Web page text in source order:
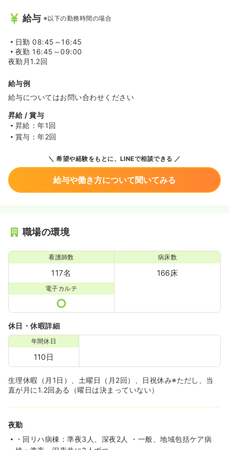
給与 ※以下の勤務時間の場合
日勤 08:45～16:45
夜勤 16:45～09:00
夜勤月1.2回
給与例
給与についてはお問い合わせください
昇給 / 賞与
昇給：年1回
賞与：年2回
希望や経験をもとに、LINEで相談できる
給与や働き方について聞いてみる
職場の環境
看護師数
117名
病床数
166床
電子カルテ
休日・休暇詳細
年間休日
110日
生理休暇（月1日）、土曜日（月2回）、日祝休み※ただし、当
直が月に1.2回ある（曜日は決まっていない）
夜勤
・回リハ病棟：準夜3人、深夜2人 ・一般、地域包括ケア病